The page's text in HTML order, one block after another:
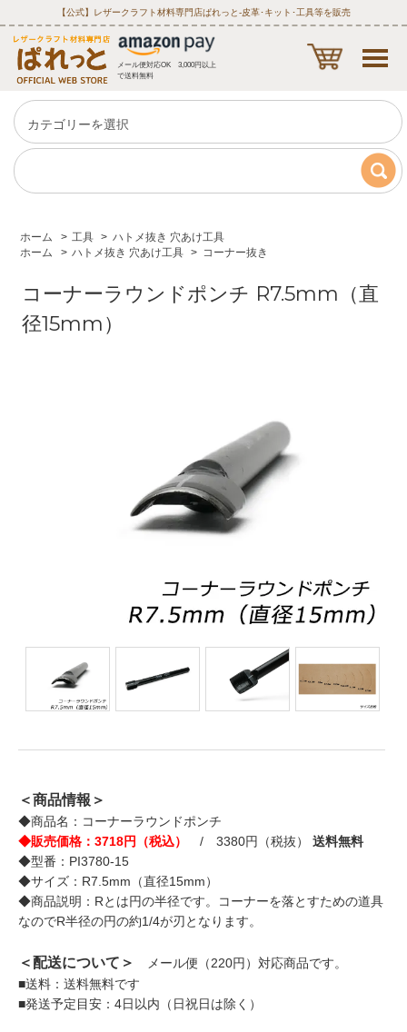
【公式】レザークラフト材料専門店ぱれっと‐皮革･キット･工具等を販売
メール便対応OK 3,000円以上
で送料無料
ホーム > 工具 > ハトメ抜き 穴あけ工具
ホーム
> ハトメ抜き 穴あけ工具 > コーナー抜き
コーナーラウンドポンチ R7.5mm（直
径15mm）
＜商品情報＞
◆商品名：コーナーラウンドポンチ
◆販売価格：3718円（税込）
/ 3380円（税抜） 送料無料
◆型番：PI3780-15
◆サイズ：R7.5mm（直径15mm）
◆商品説明：Rとは円の半径です。コーナーを落とすための道具
なのでR半径の円の約1/4が刃となります。
＜配送について＞
メール便（220円）対応商品です。
■送料：送料無料です
■発送予定目安：4日以内（日祝日は除く）